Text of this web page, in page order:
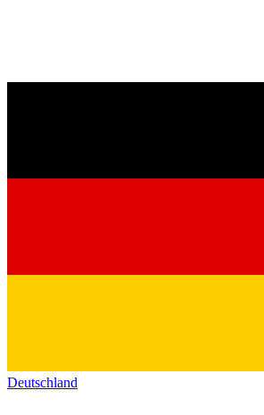
Deutschland